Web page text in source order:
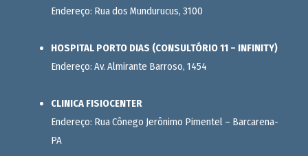
Endereço: Rua dos Mundurucus, 3100
HOSPITAL PORTO DIAS (CONSULTÓRIO 11 – INFINITY)
Endereço: Av. Almirante Barroso, 1454
CLINICA FISIOCENTER
Endereço: Rua Cônego Jerônimo Pimentel – Barcarena-
PA